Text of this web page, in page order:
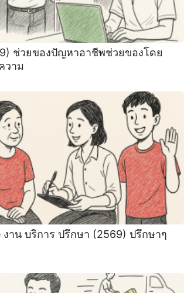
ช่วยของปัญหาอาชีพช่วยของโดย
วาม
าน บริการ ปรึกษา (2569) ปรึกษาๆ